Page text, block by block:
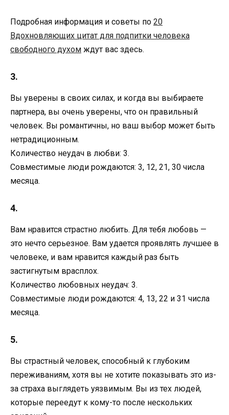
Подробная информация и советы по 20
Вдохновляющих цитат для подпитки человека
свободного духом ждут вас здесь.
3.
Вы уверены в своих силах, и когда вы выбираете
партнера, вы очень уверены, что он правильный
человек. Вы романтичны, но ваш выбор может быть
нетрадиционным.
Количество неудач в любви: 3.
Совместимые люди рождаются: 3, 12, 21, 30 числа
месяца.
4.
Вам нравится страстно любить. Для тебя любовь —
это нечто серьезное. Вам удается проявлять лучшее в
человеке, и вам нравится каждый раз быть
застигнутым врасплох.
Количество любовных неудач: 3.
Совместимые люди рождаются: 4, 13, 22 и 31 числа
месяца.
5.
Вы страстный человек, способный к глубоким
переживаниям, хотя вы не хотите показывать это из-
за страха выглядеть уязвимым. Вы из тех людей,
которые переедут к кому-то после нескольких